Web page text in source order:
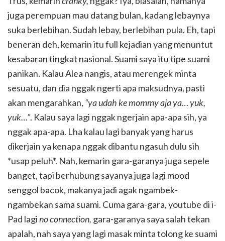
juga perempuan mau datang bulan, kadang lebaynya
suka berlebihan. Sudah lebay, berlebihan pula. Eh, tapi
beneran deh, kemarin itu full kejadian yang menuntut
kesabaran tingkat nasional. Suami saya itu tipe suami
panikan. Kalau Alea nangis, atau merengek minta
sesuatu, dan dia nggak ngerti apa maksudnya, pasti
akan mengarahkan, “ya udah ke mommy aja ya… yuk,
yuk…”. Kalau saya lagi nggak ngerjain apa-apa sih, ya
nggak apa-apa. Lha kalau lagi banyak yang harus
dikerjain ya kenapa nggak dibantu ngasuh dulu sih
*usap peluh*. Nah, kemarin gara-garanya juga sepele
banget, tapi berhubung sayanya juga lagi mood
senggol bacok, makanya jadi agak ngambek-
ngambekan sama suami. Cuma gara-gara, youtube di i-
Pad lagino connection, gara-garanya saya salah tekan
apalah, nah saya yang lagi masak minta tolong ke suami